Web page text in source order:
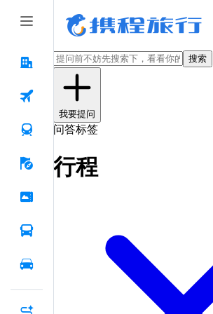
搜索
我要提问
问答标签
行程